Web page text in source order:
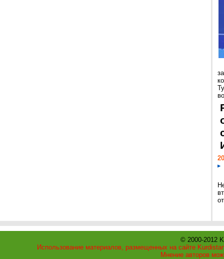
© 2000-2012
Использование материалов, размещенных на сайте
Мнение авторов